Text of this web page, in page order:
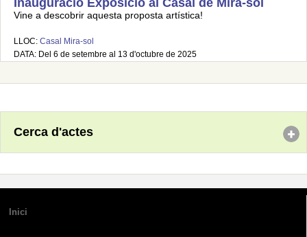
Inauguració Exposició al Casal de Mira-sol
Vine a descobrir aquesta proposta artística!
LLOC: Casal Mira-sol
DATA: Del 6 de setembre al 13 d'octubre de 2025
Cerca d'actes
Inici